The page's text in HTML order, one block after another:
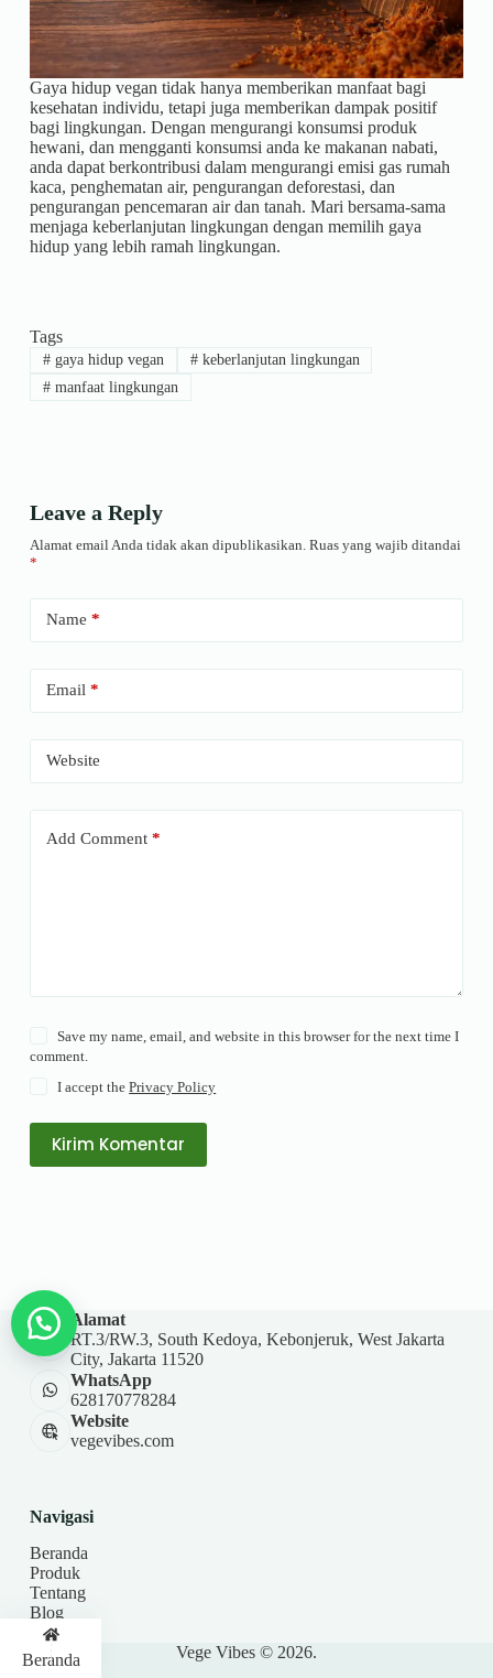
Gaya hidup vegan tidak hanya memberikan manfaat bagi
kesehatan individu, tetapi juga memberikan dampak positif
bagi lingkungan. Dengan mengurangi konsumsi produk
hewani, dan mengganti konsumsi anda ke makanan nabati,
anda dapat berkontribusi dalam mengurangi emisi gas rumah
kaca, penghematan air, pengurangan deforestasi, dan
pengurangan pencemaran air dan tanah. Mari bersama-sama
menjaga keberlanjutan lingkungan dengan memilih gaya
hidup yang lebih ramah lingkungan.
Tags
#gaya hidup vegan #keberlanjutan lingkungan
#manfaat lingkungan
Leave a Reply
Alamat email Anda tidak akan dipublikasikan. Ruas yang wajib ditandai
*
Name *
Email*
Website
Add Comment*
Save my name, email, and website in this browser for the next time I
comment.
I accept thePrivacy Policy
Kirim Komentar
Alamat
RT.3/RW.3, South Kedoya, Kebonjeruk, West Jakarta
City, Jakarta 11520
WhatsApp
628170778284
Website
vegevibes.com
Navigasi
Beranda
Produk
Tentang
Blog
Kontak
Vege Vibes © 2026.
Beranda